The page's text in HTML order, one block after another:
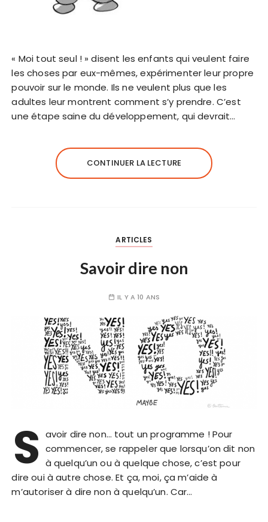
« Moi tout seul ! » disent les enfants qui veulent faire
les choses par eux-mêmes, expérimenter leur propre
pouvoir sur le monde. Ils ne veulent plus que les
adultes leur montrent comment s’y prendre. C’est
une étape saine du développement, qui devrait…
CONTINUER LA LECTURE
ARTICLES
Savoir dire non
IL Y A 10 ANS
S avoir dire non… tout un programme ! Pour
commencer, se rappeler que lorsqu’on dit non
à quelqu’un ou à quelque chose, c’est pour
dire oui à autre chose. Et ça, moi, ça m’aide à
m’autoriser à dire non à quelqu’un. Car…